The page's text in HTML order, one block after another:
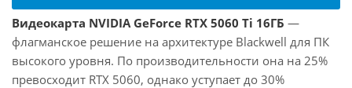
Видеокарта NVIDIA GeForce RTX 5060 Ti 16ГБ —
флагманское решение на архитектуре Blackwell для ПК
высокого уровня. По производительности она на 25%
превосходит RTX 5060, однако уступает до 30%